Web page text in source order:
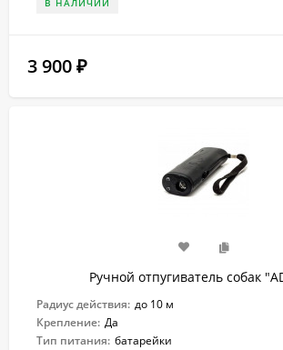
В НАЛИЧИИ
3 900 ₽
Ручной отпугиватель собак
Радиус действия: до 10 м
Крепление: Да
Тип питания: батарейки